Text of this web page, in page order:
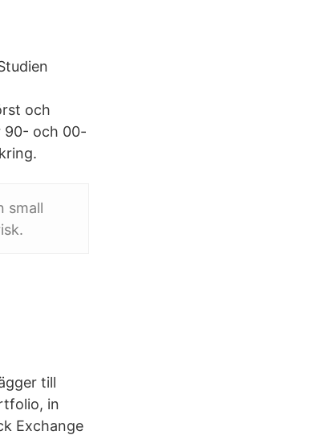
och
90- och 00-
small
till
in
Exchange